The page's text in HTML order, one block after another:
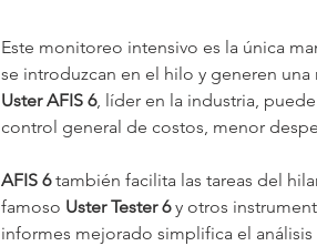
Este monitoreo intensivo es la única
se introduzcan en el hilo y generen
Uster AFIS 6, líder en la industria,
control general de costos, menor
AFIS 6 también facilita las tareas del
famoso Uster Tester 6 y otros
informes mejorado simplifica el análisis